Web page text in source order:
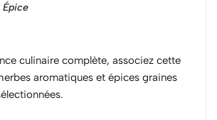
Épice
culinaire complète, associez cette
aromatiques et épices graines